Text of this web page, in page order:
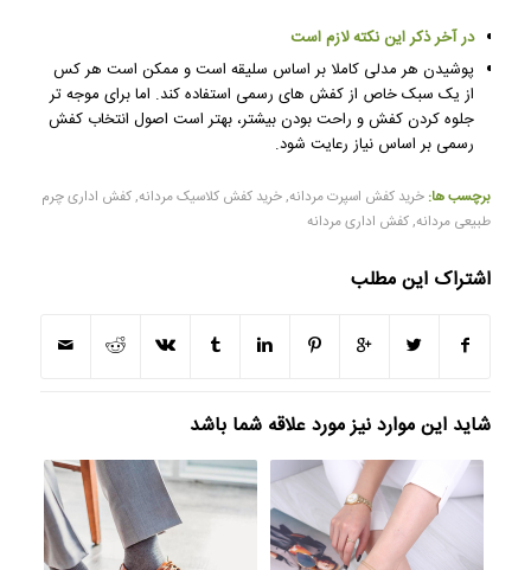
در آخر ذکر این نکته لازم است
پوشیدن هر مدلی کاملا بر اساس سلیقه است و ممکن است هر کس
از یک سبک خاص از کفش های رسمی استفاده کند. اما برای موجه تر
جلوه کردن کفش و راحت بودن بیشتر، بهتر است اصول انتخاب کفش
رسمی بر اساس نیاز رعایت شود.
برچسب ها: خرید کفش اسپرت مردانه,خرید کفش کلاسیک مردانه,کفش اداری چرم
طبیعی مردانه,کفش اداری مردانه
اشتراک این مطلب
شاید این موارد نیز مورد علاقه شما باشد